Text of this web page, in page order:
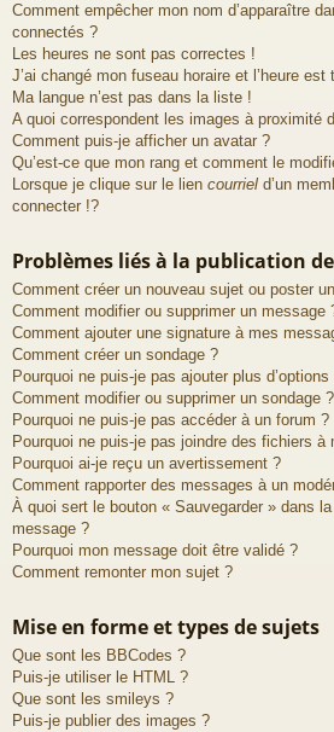
Comment empêcher mon nom d’apparaître
connectés ?
Les heures ne sont pas correctes !
J’ai changé mon fuseau horaire et l’heure
Ma langue n’est pas dans la liste !
A quoi correspondent les images à proximité
Comment puis-je afficher un avatar ?
Qu’est-ce que mon rang et comment le
Lorsque je clique sur le lien courriel d’un
connecter !?
Problèmes liés à la publication
Comment créer un nouveau sujet ou poster
Comment modifier ou supprimer un message
Comment ajouter une signature à mes
Comment créer un sondage ?
Pourquoi ne puis-je pas ajouter plus
Comment modifier ou supprimer un sondage ?
Pourquoi ne puis-je pas accéder à un forum ?
Pourquoi ne puis-je pas joindre des fichiers à
Pourquoi ai-je reçu un avertissement ?
Comment rapporter des messages à un
À quoi sert le bouton « Sauvegarder » dans
message ?
Pourquoi mon message doit être validé ?
Comment remonter mon sujet ?
Mise en forme et types de sujets
Que sont les BBCodes ?
Puis-je utiliser le HTML ?
Que sont les smileys ?
Puis-je publier des images ?